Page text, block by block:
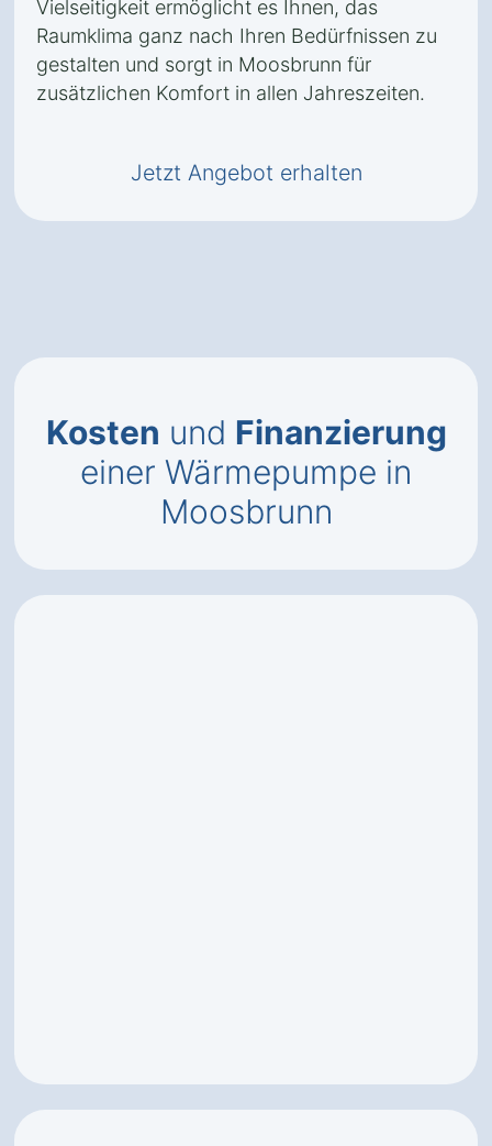
Vielseitigkeit ermöglicht es Ihnen, das
Raumklima ganz nach Ihren Bedürfnissen zu
gestalten und sorgt in Moosbrunn für
zusätzlichen Komfort in allen Jahreszeiten.
Jetzt Angebot erhalten
Kosten und Finanzierung
einer Wärmepumpe in
Moosbrunn